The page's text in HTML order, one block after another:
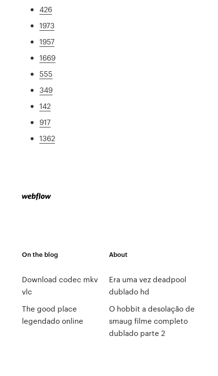
426
1973
1957
1669
555
349
142
917
1362
On the blog
Download codec mkv
vlc
The good place
legendado online
About
Era uma vez deadpool
dublado hd
O hobbit a desolação de
smaug filme completo
dublado parte 2